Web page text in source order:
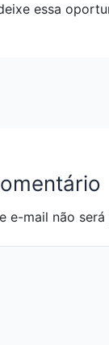
essa
e-mail não